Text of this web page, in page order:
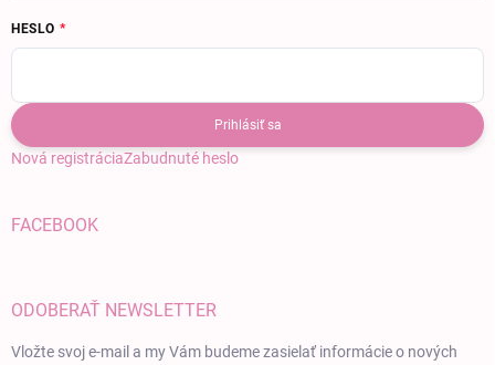
HESLO
Prihlásiť sa
Nová registráciaZabudnuté heslo
FACEBOOK
ODOBERAŤ NEWSLETTER
Vložte svoj e-mail a my Vám budeme zasielať informácie o nových